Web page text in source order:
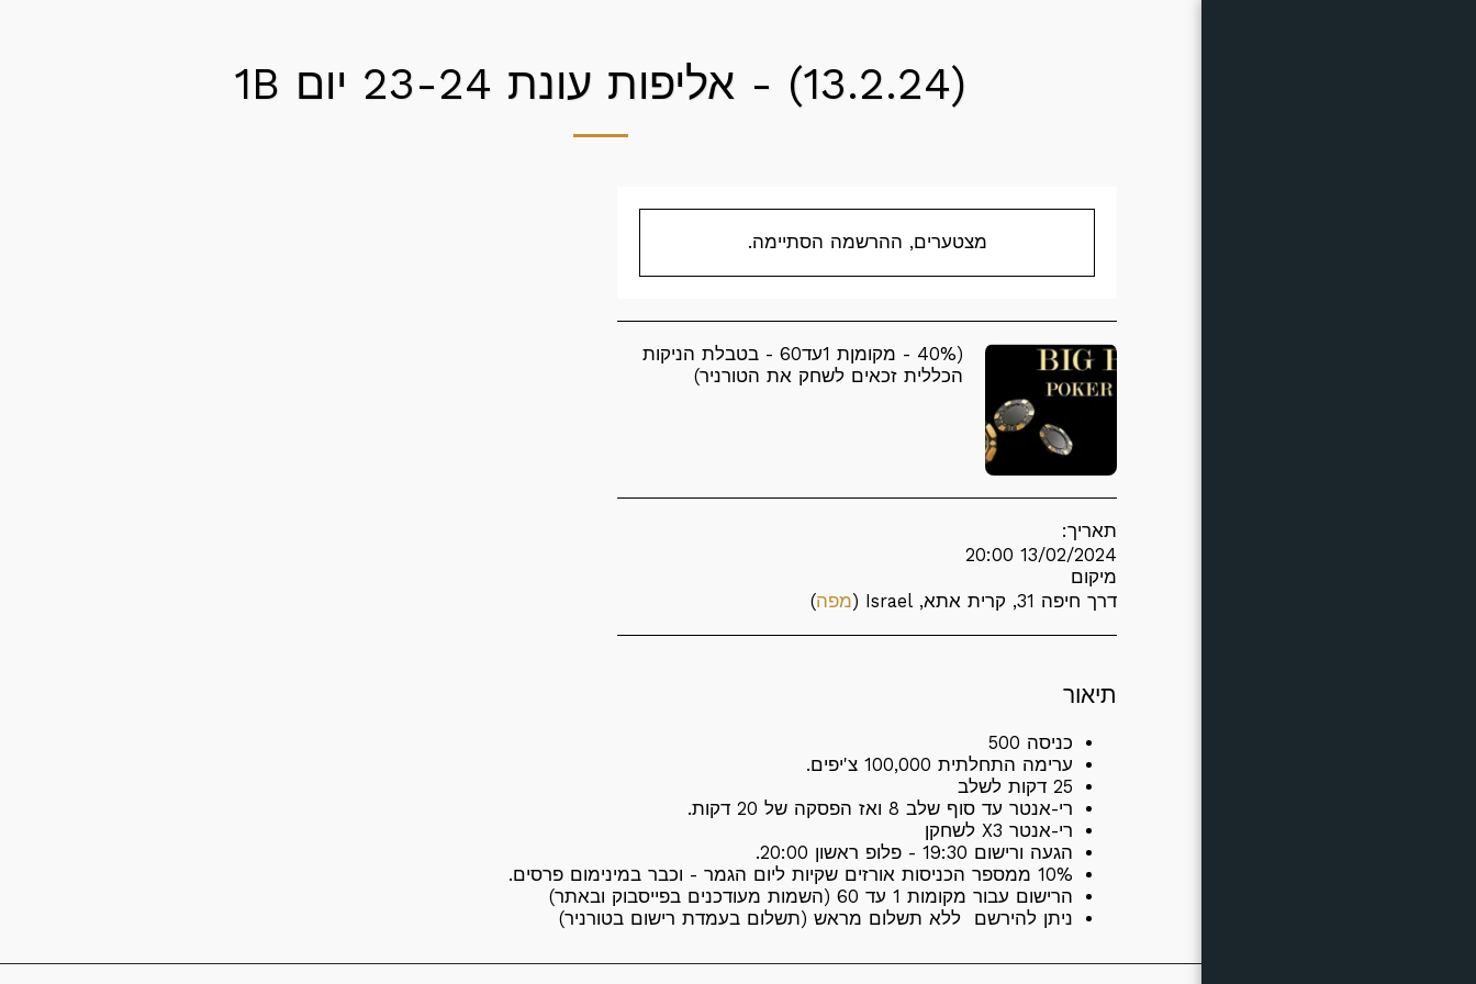
(13.2.24) - אליפות עונת 23-24 יום 1B
מצטערים, ההרשמה הסתיימה.
(40% - מקומןת 1עד60 - בטבלת הניקות
הכללית זכאים לשחק את הטורניר)
תאריך:
13/02/2024 20:00
מיקום
דרך חיפה 31, קרית אתא, Israel (
מפה)
תיאור
כניסה 500
ערימה התחלתית 100,000 צ'יפים.
25 דקות לשלב
רי-אנטר עד סוף שלב 8 ואז הפסקה של 20 דקות.
רי-אנטר X3 לשחקן
הגעה ורישום 19:30 - פלופ ראשון 20:00.
10% ממספר הכניסות אורזים שקיות ליום הגמר - וכבר במינימום פרסים.
הרישום עבור מקומות 1 עד 60 (השמות מעודכנים בפייסבוק ובאתר)
ניתן להירשם ללא תשלום מראש (תשלום בעמדת רישום בטורניר)